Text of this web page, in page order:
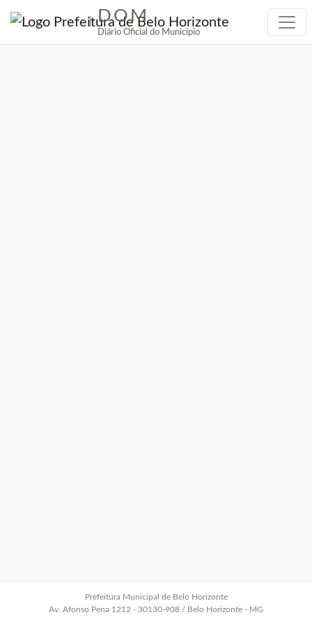
| DOM
Diário Oficial do Município
Prefeitura Municipal de Belo Horizonte
Av. Afonso Pena 1212 - 30130-908 / Belo Horizonte - MG